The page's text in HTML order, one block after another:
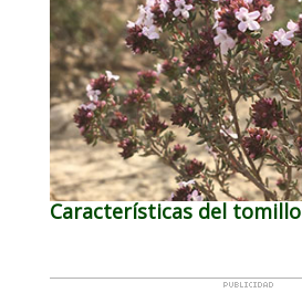
Características del tomillo